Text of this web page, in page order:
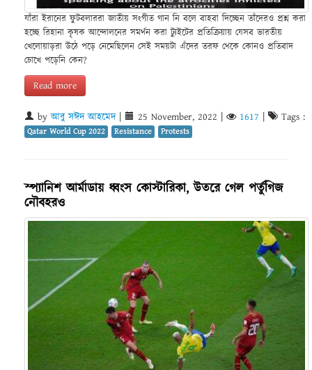
যাঁরা ইরানের ফুটবলাররা জাতীয় সংগীত গান নি বলে বাহবা দিচ্ছেন তাঁদেরও প্রশ্ন করা
হচ্ছে রিহানা কৃষক আন্দোলনের সমর্থন করা ট্যুইটের প্রতিক্রিয়ায় যেসব ভারতীয়
খেলোয়াড়রা উঠে পড়ে নেমেছিলেন সেই সময়টা এঁদের তরফ থেকে কোনও প্রতিবাদ
চোখে পড়েনি কেন?
Read more
byআবু সঈদ আহমেদ| 25 November, 2022 | 1617 | Tags :
Qatar World Cup 2022 Resistance Protests
স্প্যানিশ আর্মাডায় ধ্বংস কোস্টারিকা, উতরে গেল পর্তুগিজ
নৌবহরও